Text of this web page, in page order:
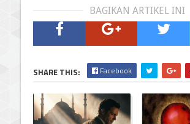
BAGIKAN ARTIKEL INI
SHARE THIS: Facebook